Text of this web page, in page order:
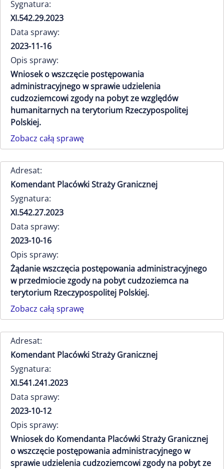
Sygnatura:
XI.542.29.2023
Data sprawy:
2023-11-16
Opis sprawy:
Wniosek o wszczęcie postępowania
administracyjnego w sprawie udzielenia
cudzoziemcowi zgody na pobyt ze względów
humanitarnych na terytorium Rzeczypospolitej
Polskiej.
Zobacz całą sprawę
Adresat:
Komendant Placówki Straży Granicznej
Sygnatura:
XI.542.27.2023
Data sprawy:
2023-10-16
Opis sprawy:
Żądanie wszczęcia postępowania administracyjnego
w przedmiocie zgody na pobyt cudzoziemca na
terytorium Rzeczypospolitej Polskiej.
Zobacz całą sprawę
Adresat:
Komendant Placówki Straży Granicznej
Sygnatura:
XI.541.241.2023
Data sprawy:
2023-10-12
Opis sprawy:
Wniosek do Komendanta Placówki Straży Granicznej
o wszczęcie postępowania administracyjnego w
sprawie udzielenia cudzoziemcowi zgody na pobyt ze